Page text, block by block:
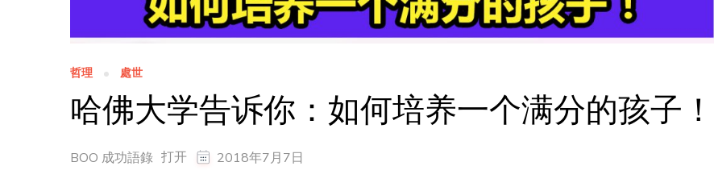
哲理 處世
哈佛大学告诉你：如何培养一个满分的孩子！
BOO 成功語錄 打开 2018年7月7日